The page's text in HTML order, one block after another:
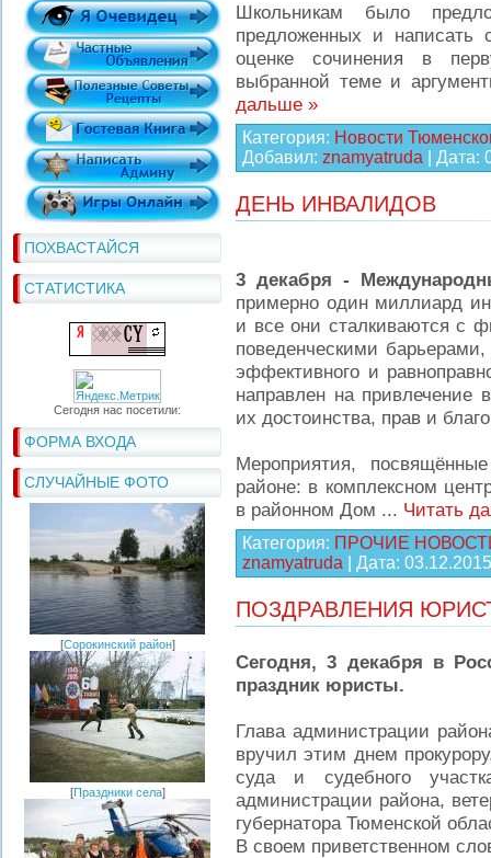
ПОХВАСТАЙСЯ
СТАТИСТИКА
Сегодня нас посетили:
ФОРМА ВХОДА
СЛУЧАЙНЫЕ ФОТО
[Сорокинский район]
[Праздники села]
Школьникам было
предложенных и написать
оценке сочинения в
выбранной теме и
дальше »
Категория: Новости
Добавил: znamyatruda | Дата:
ДЕНЬ ИНВАЛИДОВ
3 декабря -
примерно один миллиард
и все они сталкиваются с
поведенческими
эффективного и
направлен на привлечение
их достоинства, прав и
Мероприятия,
районе: в комплексном
в районном Дом ... Читать
Категория: ПРОЧИЕ
znamyatruda | Дата: 03.12.2015
ПОЗДРАВЛЕНИЯ
Сегодня, 3 декабря в
праздник юристы.
Глава администрации
вручил этим днем
суда и судебного
администрации района,
губернатора Тюменской
В своем приветственном